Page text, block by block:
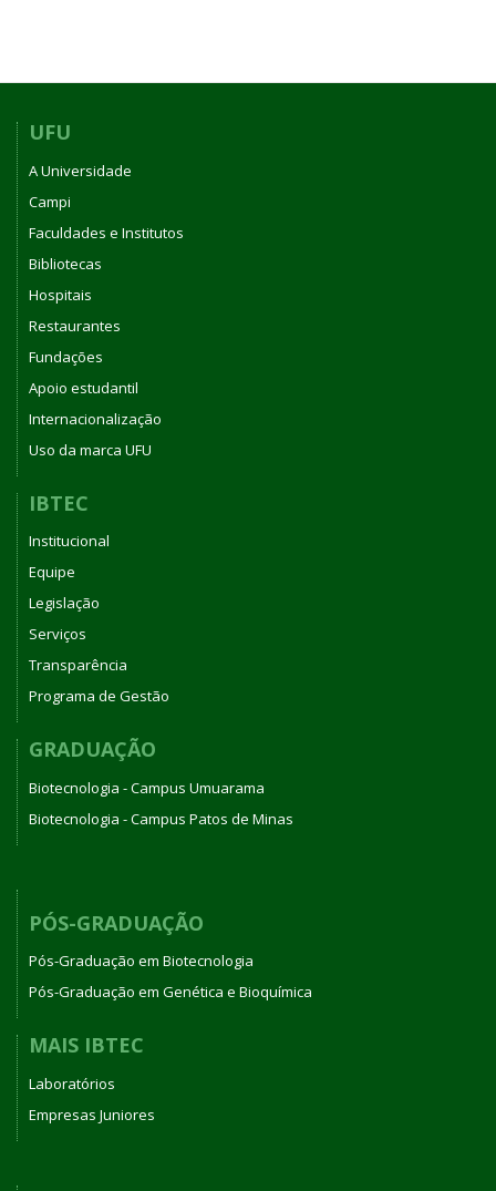
UFU
A Universidade
Campi
Faculdades e Institutos
Bibliotecas
Hospitais
Restaurantes
Fundações
Apoio estudantil
Internacionalização
Uso da marca UFU
IBTEC
Institucional
Equipe
Legislação
Serviços
Transparência
Programa de Gestão
GRADUAÇÃO
Biotecnologia - Campus Umuarama
Biotecnologia - Campus Patos de Minas
PÓS-GRADUAÇÃO
Pós-Graduação em Biotecnologia
Pós-Graduação em Genética e Bioquímica
MAIS IBTEC
Laboratórios
Empresas Juniores